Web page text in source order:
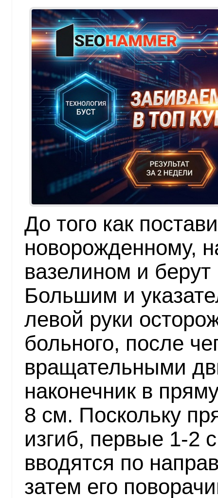
До того как
новорожденному,
вазелином и берут
Большим и
левой руки
больного, после
вращательными
наконечник в
8 см. Поскольку
изгиб, первые 1-2
вводятся по
затем его